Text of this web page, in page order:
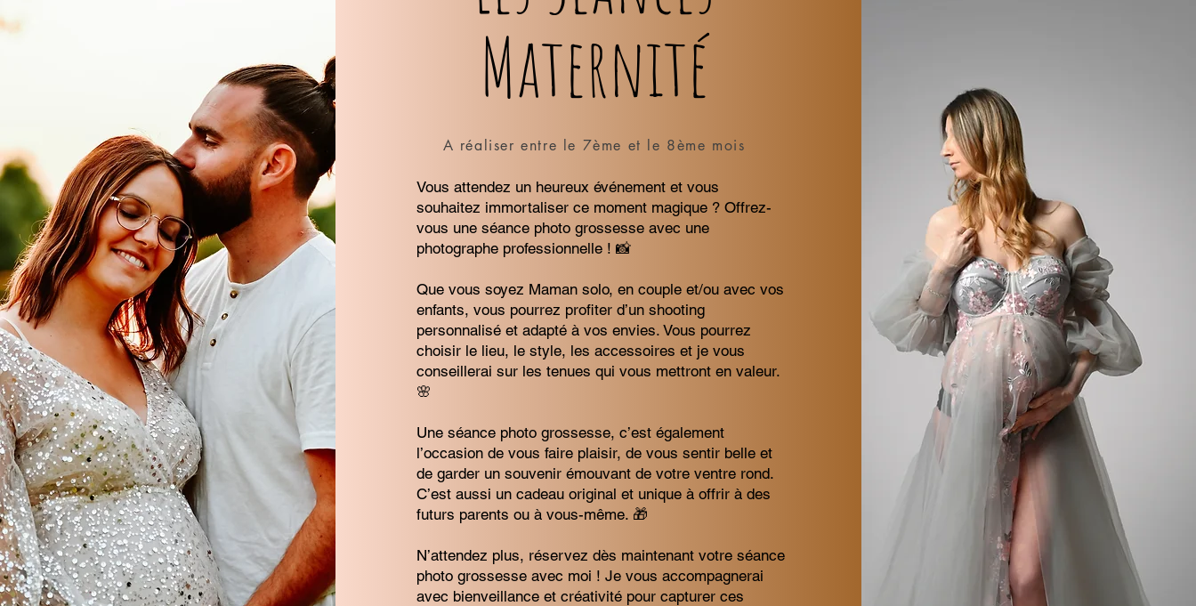
Maternité
A réaliser entre le 7ème et le 8ème mois
Vous attendez un heureux événement et vous
souhaitez immortaliser ce moment magique ? Offrez-
vous une séance photo grossesse avec une
photographe professionnelle ! 📸
Que vous soyez Maman solo, en couple et/ou avec vos
enfants, vous pourrez profiter d’un shooting
personnalisé et adapté à vos envies. Vous pourrez
choisir le lieu, le style, les accessoires et je vous
conseillerai sur les tenues qui vous mettront en valeur.
🌸
Une séance photo grossesse, c’est également
l’occasion de vous faire plaisir, de vous sentir belle et
de garder un souvenir émouvant de votre ventre rond.
C’est aussi un cadeau original et unique à offrir à des
futurs parents ou à vous-même. 🎁
N’attendez plus, réservez dès maintenant votre séance
photo grossesse avec moi ! Je vous accompagnerai
avec bienveillance et créativité pour capturer ces